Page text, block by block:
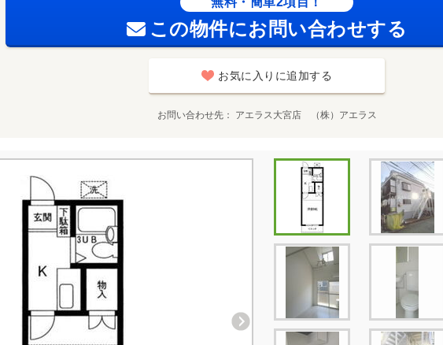
この物件にお問い合わせする
お気に入りに追加する
お問い合わせ先 アエラス大宮店 （株）アエラス